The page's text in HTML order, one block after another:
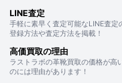
LINE査定
手軽に素早く査定可能なLINE査定
登録方法や査定方法を掲載！
高価買取の理由
ラストラボの革靴買取の価格が高
のには理由があります！